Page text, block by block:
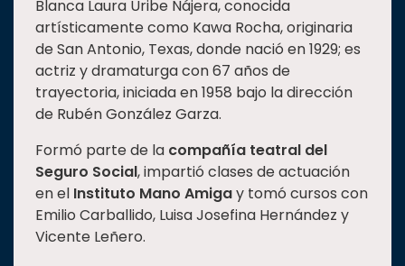
Blanca Laura Uribe Nájera, conocida
artísticamente como Kawa Rocha, originaria
de San Antonio, Texas, donde nació en 1929; es
actriz y dramaturga con 67 años de
trayectoria, iniciada en 1958 bajo la dirección
de Rubén González Garza.
Formó parte de la compañía teatral del
Seguro Social, impartió clases de actuación
en el Instituto Mano Amigay tomó cursos con
Emilio Carballido, Luisa Josefina Hernández y
Vicente Leñero.